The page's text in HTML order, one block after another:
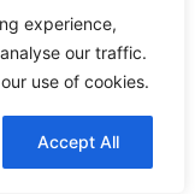
experience,
our traffic.
use of cookies.
Accept All
toujours
pèse en
et photos.